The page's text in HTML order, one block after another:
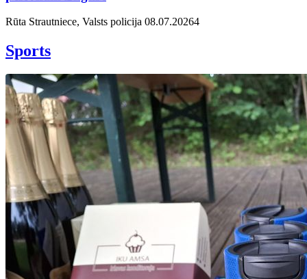
Rūta Strautniece, Valsts policija 08.07.20264
Sports